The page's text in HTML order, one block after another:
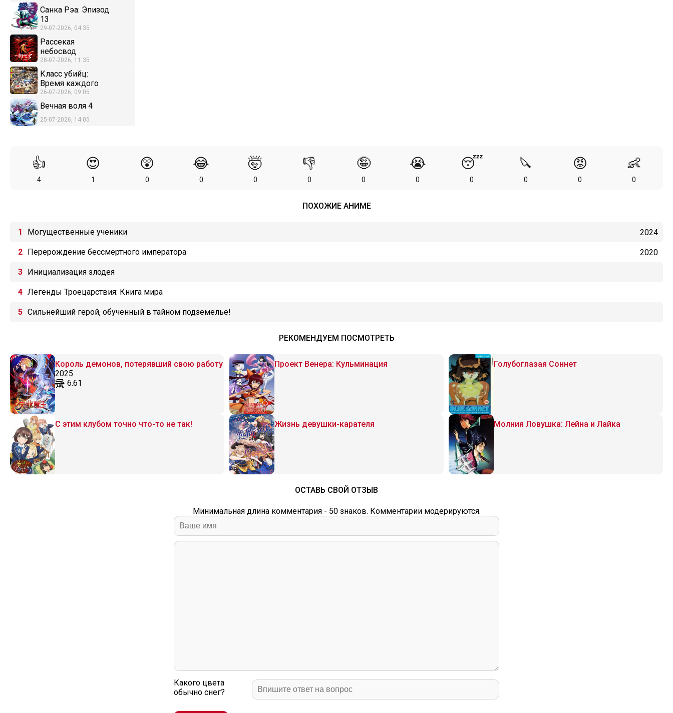
Санка Рэа: Эпизод
13
29-07-2026, 04:35
Рассекая
небосвод
28-07-2026, 11:35
Класс убийц:
Время каждого
26-07-2026, 09:05
Вечная воля 4
25-07-2026, 14:05
👍
4
😍
1
😲
0
😂
0
🤯
0
👎
0
🤪
0
😭
0
😴
0
🔪
0
😡
0
👶
0
ПОХОЖИЕ АНИМЕ
Могущественные ученики 2024
Перерождение бессмертного императора 2020
Инициализация злодея
Легенды Троецарствия: Книга мира
Сильнейший герой, обученный в тайном подземелье!
РЕКОМЕНДУЕМ ПОСМОТРЕТЬ
Король демонов, потерявший свою работу
2025
6.61
Проект Венера: Кульминация Голубоглазая Соннет
С этим клубом точно что-то не так! Жизнь девушки-карателя Молния Ловушка: Лейна и Лайка
ОСТАВЬ СВОЙ ОТЗЫВ
Минимальная длина комментария - 50 знаков. Комментарии модерируются.
Какого цвета
обычно снег?